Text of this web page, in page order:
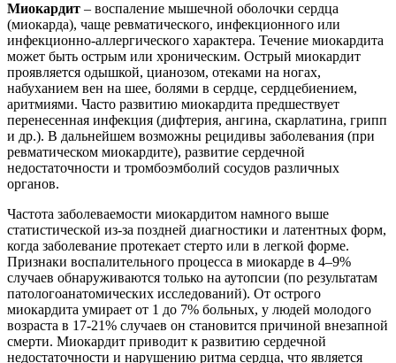
Миокардит – воспаление мышечной оболочки сердца
(миокарда), чаще ревматического, инфекционного или
инфекционно-аллергического характера. Течение миокардита
может быть острым или хроническим. Острый миокардит
проявляется одышкой, цианозом, отеками на ногах,
набуханием вен на шее, болями в сердце, сердцебиением,
аритмиями. Часто развитию миокардита предшествует
перенесенная инфекция (дифтерия, ангина, скарлатина, грипп
и др.). В дальнейшем возможны рецидивы заболевания (при
ревматическом миокардите), развитие сердечной
недостаточности и тромбоэмболий сосудов различных
органов.
Частота заболеваемости миокардитом намного выше
статистической из-за поздней диагностики и латентных форм,
когда заболевание протекает стерто или в легкой форме.
Признаки воспалительного процесса в миокарде в 4–9%
случаев обнаруживаются только на аутопсии (по результатам
патологоанатомических исследований). От острого
миокардита умирает от 1 до 7% больных, у людей молодого
возраста в 17-21% случаев он становится причиной внезапной
смерти. Миокардит приводит к развитию сердечной
недостаточности и нарушению ритма сердца, что является